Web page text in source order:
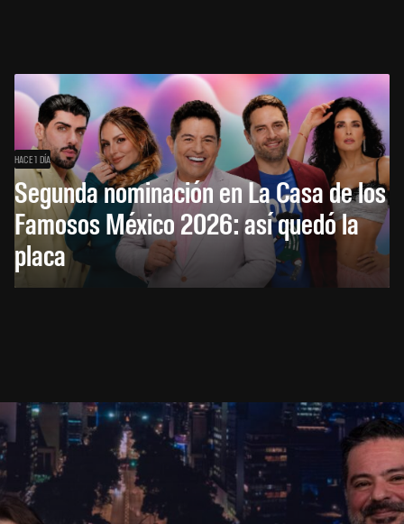
HACE 1 DÍA
Segunda nominación en La Casa de los
Famosos México 2026: así quedó la
placa